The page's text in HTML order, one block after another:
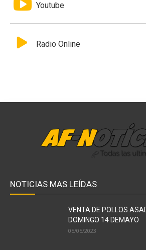
Youtube
Radio Online
NOTICIAS MAS LEÍDAS
VENTA DE POLLOS
DOMINGO 14 DEMAYO
05/05/2023